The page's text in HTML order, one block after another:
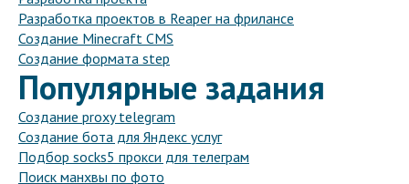
Разработка проектов в Reaper на фрилансе
Создание Minecraft CMS
Создание формата step
Популярные задания
Создание proxy telegram
Создание бота для Яндекс услуг
Подбор socks5 прокси для телеграм
Поиск манхвы по фото